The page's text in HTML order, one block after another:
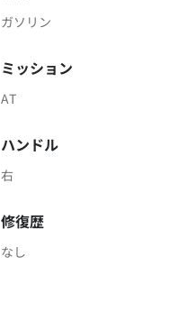
ガソリン
ミッション
AT
ハンドル
右
修復歴
なし